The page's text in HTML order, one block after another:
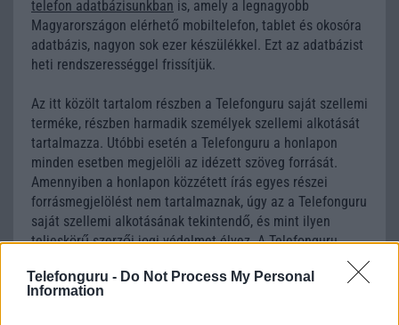
Telefonguru - Do Not Process My Personal
Information
telefon adatbázisunkban is, amely a legnagyobb
Magyarországon elérhető mobiltelefon, tablet és okosóra
adatbázis, nagyon sok ezer készülékkel. Ezt az adatbázist
heti rendszerességgel frissítjük.
Az itt közölt tartalom részben a Telefonguru saját szellemi
terméke, részben harmadik személyek szellemi alkotását
tartalmazza. Utóbbi esetén a Telefonguru a honlapon
minden esetben megjelöli az idézett szöveg forrását.
Amennyiben a honlapon közzétett írás egyes részei
forrásmegjelölést nem tartalmaznak, úgy az a Telefonguru
saját szellemi alkotásának tekintendő, és mint ilyen
teljeskörű szerzői jogi védelmet élvez. A Telefonguru
termékeinek idézéséhez, az általános törvényi
követelmények teljesítésén kívül a